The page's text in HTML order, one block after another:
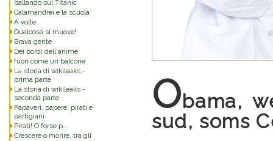
ballando sul Titanic
Calamandrei e la scuola
A volte
Qualcosa si muove!
Brava gente
Dei bordi dell'anime
fuori come un balcone
La storia di wikileaks -
prima parte
La storia di wikileaks -
seconda parte
Papaveri, papere, pirati e
partigiani
Pirati! O forse p..
Crescere o morire, tra gli
Obama,
sud, soms